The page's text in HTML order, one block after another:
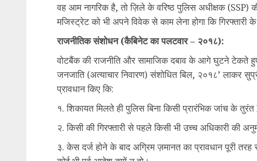
वह आम नागरिक है, तो ज़िले के वरिष्ठ पुलिस अधीक्षक (SSP)
मजिस्ट्रेट को भी अपने विवेक से काम लेना होगा कि गिरफ्तारी
​राजनीतिक संशोधन (कैबिनेट का पलटवार – २०१८):
​वोटबैंक की राजनीति और सामाजिक दबाव के आगे घुटने टेकते
जनजाति (अत्याचार निवारण) संशोधित बिल, २०१८’ लाकर
प्रावधान किए कि:
१. शिकायत मिलते ही पुलिस बिना किसी प्रारंभिक जांच के तुरंत
२. किसी की गिरफ्तारी से पहले किसी भी उच्च अधिकारी की
३. केस दर्ज होने के बाद अग्रिम ज़मानत का प्रावधान पूरी तरह